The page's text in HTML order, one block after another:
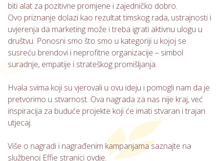
biti alat za pozitivne promjene i zajedničko dobro.
Ovo priznanje dolazi kao rezultat timskog rada, ustrajnosti i
uvjerenja da marketing može i treba igrati aktivnu ulogu u
društvu. Ponosni smo što smo u kategoriji u kojoj se
susreću brendovi i neprofitne organizacije – simbol
suradnje, empatije i strateškog promišljanja.
Hvala svima koji su vjerovali u ovu ideju i pomogli nam da je
pretvorimo u stvarnost. Ova nagrada za nas nije kraj, već
inspiracija za buduće projekte koji će imati stvaran i trajan
utjecaj.
Više o nagradi i nagrađenim kampanjama saznajte na
službenoj Effie stranici ovdje.